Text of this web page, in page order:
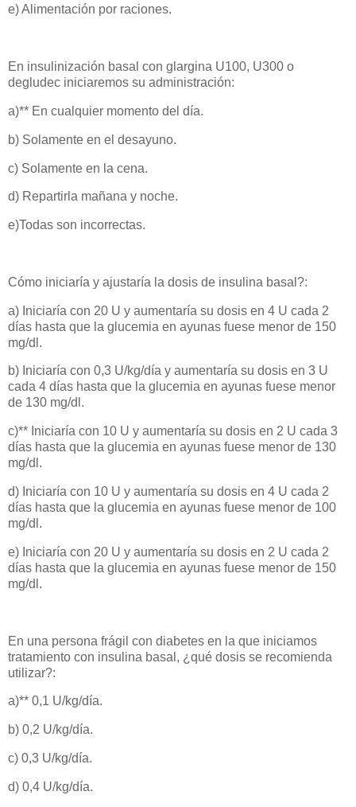
e) Alimentación por raciones.
En insulinización basal con glargina U100, U300 o
degludec iniciaremos su administración:
a)** En cualquier momento del día.
b) Solamente en el desayuno.
c) Solamente en la cena.
d) Repartirla mañana y noche.
e)Todas son incorrectas.
Cómo iniciaría y ajustaría la dosis de insulina basal?:
a) Iniciaría con 20 U y aumentaría su dosis en 4 U cada 2
días hasta que la glucemia en ayunas fuese menor de 150
mg/dl.
b) Iniciaría con 0,3 U/kg/día y aumentaría su dosis en 3 U
cada 4 días hasta que la glucemia en ayunas fuese menor
de 130 mg/dl.
c)** Iniciaría con 10 U y aumentaría su dosis en 2 U cada 3
días hasta que la glucemia en ayunas fuese menor de 130
mg/dl.
d) Iniciaría con 10 U y aumentaría su dosis en 4 U cada 2
días hasta que la glucemia en ayunas fuese menor de 100
mg/dl.
e) Iniciaría con 20 U y aumentaría su dosis en 2 U cada 2
días hasta que la glucemia en ayunas fuese menor de 150
mg/dl.
En una persona frágil con diabetes en la que iniciamos
tratamiento con insulina basal, ¿qué dosis se recomienda
utilizar?:
a)** 0,1 U/kg/día.
b) 0,2 U/kg/día.
c) 0,3 U/kg/día.
d) 0,4 U/kg/día.